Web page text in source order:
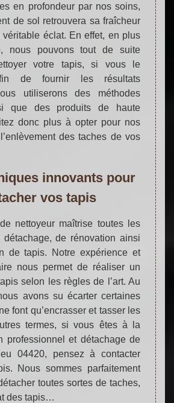
en profondeur par nos soins,
de sol retrouvera sa fraîcheur
véritable éclat. En effet, en plus
nous pouvons tout de suite
votre tapis, si vous le
de fournir les résultats
utiliserons des méthodes
que des produits de haute
donc plus à opter pour nos
des taches de vos
innovants pour
vos tapis
nettoyeur maîtrise toutes les
détachage, de rénovation ainsi
de tapis. Notre expérience et
nous permet de réaliser un
selon les règles de l’art. Au
avons su écarter certaines
font qu’encrasser et tasser les
termes, si vous êtes à la
professionnel et détachage de
04420, pensez à contacter
Nous sommes parfaitement
toutes sortes de taches,
des tapis…